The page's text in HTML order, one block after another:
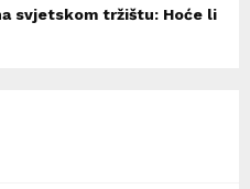
svjetskom tržištu: Hoće li